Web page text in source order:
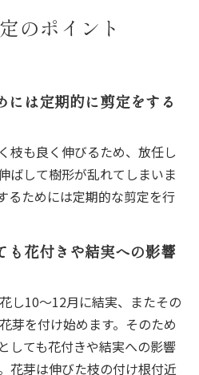
のポイント
には定期的に剪定をする
枝も良く伸びるため、放任し
ばして樹形が乱れてしまいま
るためには定期的な剪定を行
も花付きや結実への影響
し10～12月に結実、またその
芽を付け始めます。そのため
しても花付きや結実への影響
花芽は伸びた枝の付け根付近